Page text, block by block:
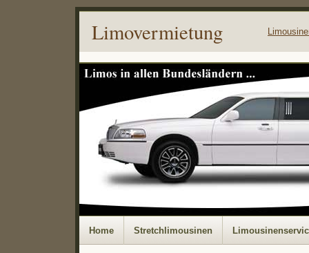
Limovermietung
Home Stretchlimousinen